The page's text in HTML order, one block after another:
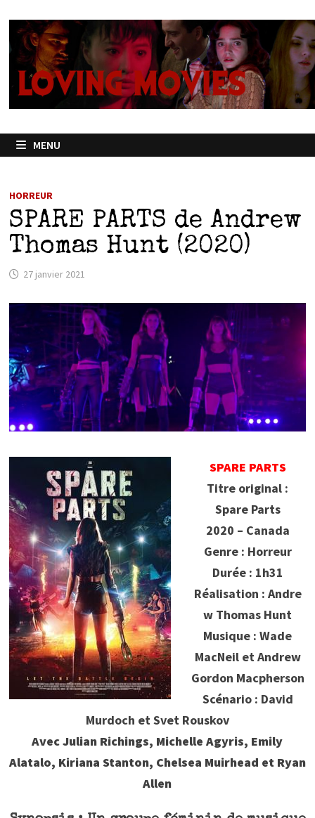
contenu
MENU
HORREUR
SPARE PARTS de Andrew
Thomas Hunt (2020)
27 janvier 2021
SPARE PARTS
Titre original :
Spare Parts
2020 – Canada
Genre : Horreur
Durée : 1h31
Réalisation : Andre
w Thomas Hunt
Musique : Wade
MacNeil et Andrew
Gordon Macpherson
Scénario : David
Murdoch et Svet Rouskov
Avec Julian Richings, Michelle Agyris, Emily
Alatalo, Kiriana Stanton, Chelsea Muirhead et Ryan
Allen